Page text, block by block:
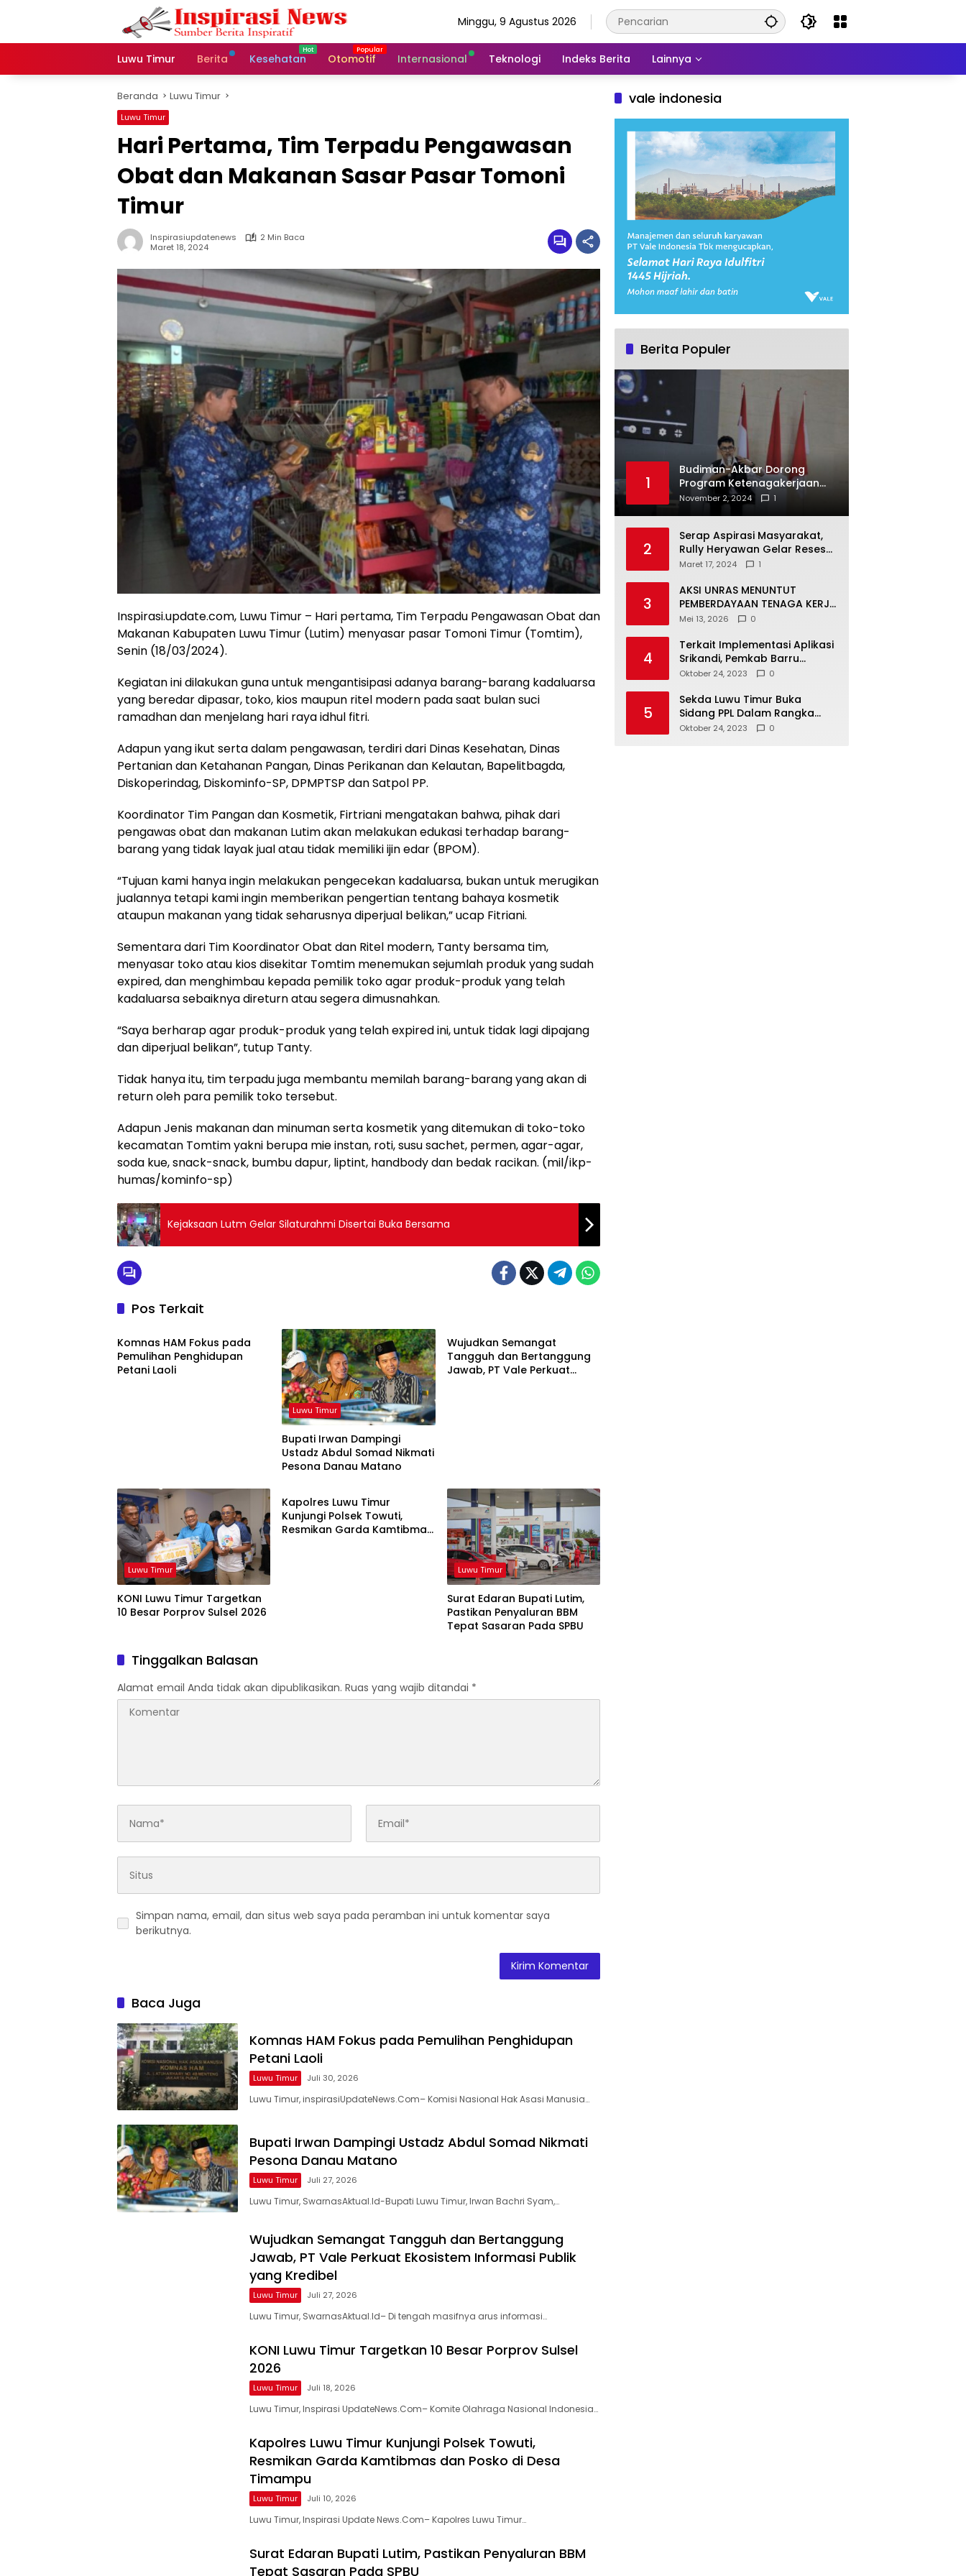
Minggu, 9 Agustus 2026
Luwu Timur Berita Kesehatan Otomotif Internasional Teknologi Indeks Berita Lainnya
Beranda Luwu Timur
Luwu Timur
Hari Pertama, Tim Terpadu Pengawasan
Obat dan Makanan Sasar Pasar Tomoni
Timur
Inspirasiupdatenews
2 Min Baca
Maret 18, 2024
Inspirasi.update.com, Luwu Timur – Hari pertama, Tim Terpadu Pengawasan Obat dan
Makanan Kabupaten Luwu Timur (Lutim) menyasar pasar Tomoni Timur (Tomtim),
Senin (18/03/2024).
Kegiatan ini dilakukan guna untuk mengantisipasi adanya barang-barang kadaluarsa
yang beredar dipasar, toko, kios maupun ritel modern pada saat bulan suci
ramadhan dan menjelang hari raya idhul fitri.
Adapun yang ikut serta dalam pengawasan, terdiri dari Dinas Kesehatan, Dinas
Pertanian dan Ketahanan Pangan, Dinas Perikanan dan Kelautan, Bapelitbagda,
Diskoperindag, Diskominfo-SP, DPMPTSP dan Satpol PP.
Koordinator Tim Pangan dan Kosmetik, Firtriani mengatakan bahwa, pihak dari
pengawas obat dan makanan Lutim akan melakukan edukasi terhadap barang-
barang yang tidak layak jual atau tidak memiliki ijin edar (BPOM).
“Tujuan kami hanya ingin melakukan pengecekan kadaluarsa, bukan untuk merugikan
jualannya tetapi kami ingin memberikan pengertian tentang bahaya kosmetik
ataupun makanan yang tidak seharusnya diperjual belikan,” ucap Fitriani.
Sementara dari Tim Koordinator Obat dan Ritel modern, Tanty bersama tim,
menyasar toko atau kios disekitar Tomtim menemukan sejumlah produk yang sudah
expired, dan menghimbau kepada pemilik toko agar produk-produk yang telah
kadaluarsa sebaiknya direturn atau segera dimusnahkan.
“Saya berharap agar produk-produk yang telah expired ini, untuk tidak lagi dipajang
dan diperjual belikan”, tutup Tanty.
Tidak hanya itu, tim terpadu juga membantu memilah barang-barang yang akan di
return oleh para pemilik toko tersebut.
Adapun Jenis makanan dan minuman serta kosmetik yang ditemukan di toko-toko
kecamatan Tomtim yakni berupa mie instan, roti, susu sachet, permen, agar-agar,
soda kue, snack-snack, bumbu dapur, liptint, handbody dan bedak racikan. (mil/ikp-
humas/kominfo-sp)
Kejaksaan Lutm Gelar Silaturahmi Disertai Buka Bersama
Pos Terkait
Luwu Timur
Komnas HAM Fokus pada
Pemulihan Penghidupan
Petani Laoli
Luwu Timur
Bupati Irwan Dampingi
Ustadz Abdul Somad Nikmati
Pesona Danau Matano
Wujudkan Semangat
Tangguh dan Bertanggung
Jawab, PT Vale Perkuat
Luwu Timur
KONI Luwu Timur Targetkan
10 Besar Porprov Sulsel 2026
Luwu Timur
Kapolres Luwu Timur
Kunjungi Polsek Towuti,
Resmikan Garda Kamtibmas
Luwu Timur
Surat Edaran Bupati Lutim,
Pastikan Penyaluran BBM
Tepat Sasaran Pada SPBU
Tinggalkan Balasan
Alamat email Anda tidak akan dipublikasikan. Ruas yang wajib ditandai *
Simpan nama, email, dan situs web saya pada peramban ini untuk komentar saya
berikutnya.
Baca Juga
Komnas HAM Fokus pada Pemulihan Penghidupan
Petani Laoli
Luwu Timur Juli 30, 2026
Luwu Timur, inspirasiUpdateNews.Com– Komisi Nasional Hak Asasi Manusia…
Bupati Irwan Dampingi Ustadz Abdul Somad Nikmati
Pesona Danau Matano
Luwu Timur Juli 27, 2026
Luwu Timur, SwarnasAktual.Id-Bupati Luwu Timur, Irwan Bachri Syam,…
Wujudkan Semangat Tangguh dan Bertanggung
Jawab, PT Vale Perkuat Ekosistem Informasi Publik
yang Kredibel
Luwu Timur Juli 27, 2026
Luwu Timur, SwarnasAktual.Id– Di tengah masifnya arus informasi…
KONI Luwu Timur Targetkan 10 Besar Porprov Sulsel
2026
Luwu Timur Juli 18, 2026
Luwu Timur, Inspirasi UpdateNews.Com– Komite Olahraga Nasional Indonesia…
Kapolres Luwu Timur Kunjungi Polsek Towuti,
Resmikan Garda Kamtibmas dan Posko di Desa
Timampu
Luwu Timur Juli 10, 2026
Luwu Timur, Inspirasi Update News.Com– Kapolres Luwu Timur…
Surat Edaran Bupati Lutim, Pastikan Penyaluran BBM
Tepat Sasaran Pada SPBU
vale indonesia
Berita Populer
1
Budiman-Akbar Dorong
Program Ketenagakerjaan
untuk Mahasiswa Luwu Timur,
November 2, 2024 1
2
Serap Aspirasi Masyarakat,
Rully Heryawan Gelar Reses
Perseorangan
Maret 17, 2024 1
3
AKSI UNRAS MENUNTUT
PEMBERDAYAAN TENAGA KERJA
LOKAL TERHADAP PT. CERIA
Mei 13, 2026 0
4
Terkait Implementasi Aplikasi
Srikandi, Pemkab Barru
Kunker ke Luwu Timur
Oktober 24, 2023 0
5
Sekda Luwu Timur Buka
Sidang PPL Dalam Rangka
Redistribusi Tanah 2023
Oktober 24, 2023 0